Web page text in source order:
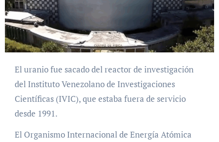
El uranio fue sacado del reactor de investigación
del Instituto Venezolano de Investigaciones
Científicas (IVIC), que estaba fuera de servicio
desde 1991.
El Organismo Internacional de Energía Atómica